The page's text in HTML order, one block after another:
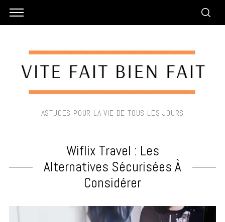
ASTUCES POUR LA VIE DE TOUS LES JOURS
Wiflix Travel : Les
Alternatives Sécurisées À
Considérer